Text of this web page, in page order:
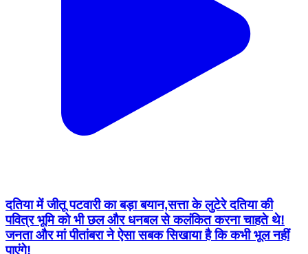
दतिया में जीतू पटवारी का बड़ा बयान,सत्ता के लुटेरे दतिया की
पवित्र भूमि को भी छल और धनबल से कलंकित करना चाहते थे!
जनता और मां पीतांबरा ने ऐसा सबक सिखाया है कि कभी भूल नहीं
पाएंगे!